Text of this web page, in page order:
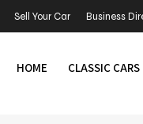
Sell Your Car Business
HOME CLASSIC CARS